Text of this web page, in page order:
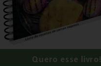
Quero esse livro!